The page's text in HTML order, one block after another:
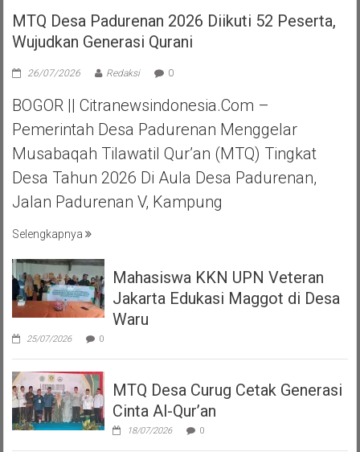
MTQ Desa Padurenan 2026 Diikuti 52 Peserta,
Wujudkan Generasi Qurani
26/07/2026 Redaksi 0
BOGOR || Citranewsindonesia.com –
Pemerintah Desa Padurenan Menggelar
Musabaqah Tilawatil Qur’an (MTQ) Tingkat
Desa Tahun 2026 Di Aula Desa Padurenan,
Jalan Padurenan V, Kampung
Selengkapnya
Mahasiswa KKN UPN Veteran
Jakarta Edukasi Maggot di Desa
Waru
25/07/2026 0
MTQ Desa Curug Cetak Generasi
Cinta Al-Qur’an
18/07/2026 0